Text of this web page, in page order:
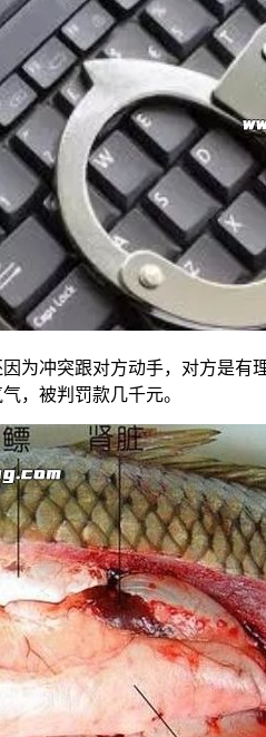
为冲突跟对方动手，对方是
，被判罚款几千元。